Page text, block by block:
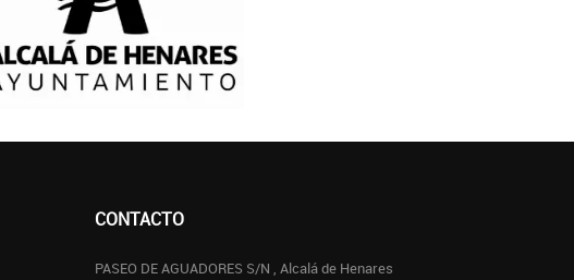
CONTACTO
PASEO DE AGUADORES S/N , Alcalá de Henares